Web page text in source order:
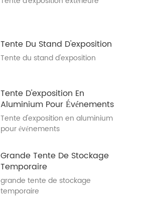
Tente Du Stand D'exposition
Tente du stand d'exposition
Tente D'exposition En
Aluminium Pour Événements
Tente d'exposition en aluminium
pour événements
Grande Tente De Stockage
Temporaire
grande tente de stockage
temporaire